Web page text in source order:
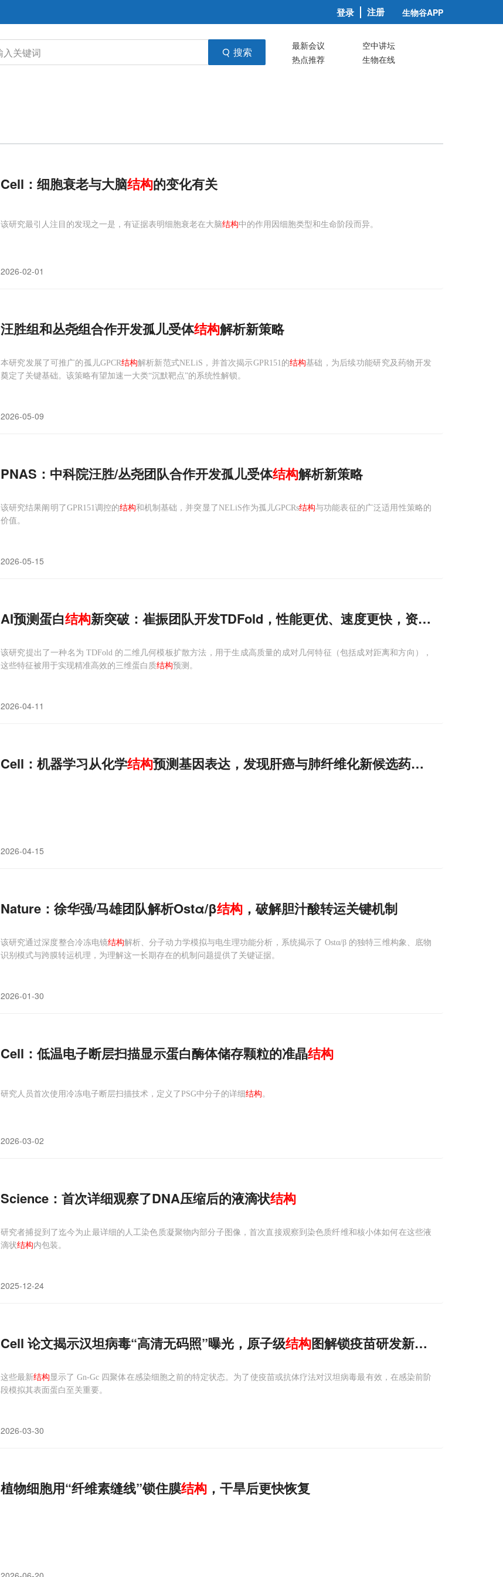
登录 注册 生物谷APP
搜索 最新会议
空中讲坛
热点推荐
生物在线
Cell：细胞衰老与大脑结构的变化有关
该研究最引人注目的发现之一是，有证据表明细胞衰老在大脑结构中的作用因细胞类型和生命阶段而异。
2026-02-01
汪胜组和丛尧组合作开发孤儿受体结构解析新策略
本研究发展了可推广的孤儿GPCR结构解析新范式NELiS，并首次揭示GPR151的结构基础，为后续功能研究及药物开发
奠定了关键基础。该策略有望加速一大类“沉默靶点”的系统性解锁。
2026-05-09
PNAS：中科院汪胜/丛尧团队合作开发孤儿受体结构解析新策略
该研究结果阐明了GPR151调控的结构和机制基础，并突显了NELiS作为孤儿GPCRs结构与功能表征的广泛适用性策略的
价值。
2026-05-15
AI预测蛋白结构新突破：崔振团队开发TDFold，性能更优、速度更快，资源消耗更低
该研究提出了一种名为 TDFold 的二维几何模板扩散方法，用于生成高质量的成对几何特征（包括成对距离和方向），
这些特征被用于实现精准高效的三维蛋白质结构预测。
2026-04-11
Cell：机器学习从化学结构预测基因表达，发现肝癌与肺纤维化新候选药物！
2026-04-15
Nature：徐华强/马雄团队解析Ostα/β结构 ，破解胆汁酸转运关键机制
该研究通过深度整合冷冻电镜结构解析、分子动力学模拟与电生理功能分析，系统揭示了 Ostα/β 的独特三维构象、底物
识别模式与跨膜转运机理，为理解这一长期存在的机制问题提供了关键证据。
2026-01-30
Cell：低温电子断层扫描显示蛋白酶体储存颗粒的准晶结构
研究人员首次使用冷冻电子断层扫描技术，定义了PSG中分子的详细结构。
2026-03-02
Science：首次详细观察了DNA压缩后的液滴状结构
研究者捕捉到了迄今为止最详细的人工染色质凝聚物内部分子图像，首次直接观察到染色质纤维和核小体如何在这些液
滴状结构内包装。
2025-12-24
Cell 论文揭示汉坦病毒“高清无码照”曝光，原子级结构图解锁疫苗研发新钥匙
这些最新结构 显示了 Gn-Gc 四聚体在感染细胞之前的特定状态。为了使疫苗或抗体疗法对汉坦病毒最有效，在感染前阶
段模拟其表面蛋白至关重要。
2026-03-30
植物细胞用“纤维素缝线”锁住膜结构 ，干旱后更快恢复